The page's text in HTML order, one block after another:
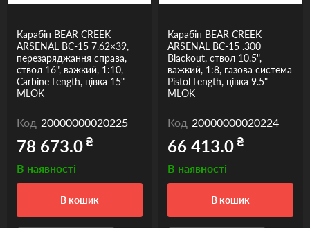
Карабін BEAR CREEK
ARSENAL BC-15 7.62×39,
перезаряджання справа,
ствол 16", важкий, 1:10,
Carbine Length, цівка 15"
MLOK
Код 20000000020225
78 673.0₴
В наявності
в кошик
Карабін BEAR CREEK
ARSENAL BC-15 .300
Blackout, ствол 10.5",
важкий, 1:8, газова система
Pistol Length, цівка 9.5"
MLOK
Код 20000000020224
66 413.0₴
В наявності
в кошик